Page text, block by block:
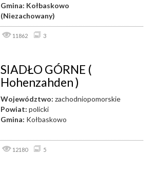
Gmina: Kołbaskowo
(Niezachowany)
11862 3
SIADŁO GÓRNE (
Hohenzahden )
Województwo: zachodniopomorskie
Powiat: policki
Gmina: Kołbaskowo
12180 5